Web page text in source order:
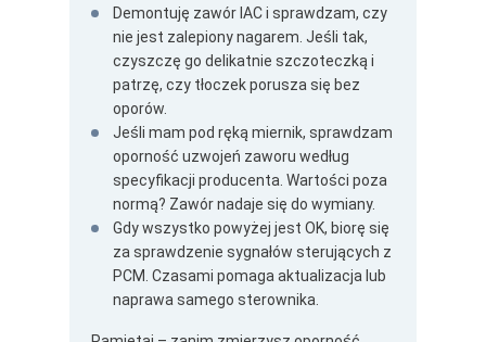
Demontuję zawór IAC i sprawdzam, czy
nie jest zalepiony nagarem. Jeśli tak,
czyszczę go delikatnie szczoteczką i
patrzę, czy tłoczek porusza się bez
oporów.
Jeśli mam pod ręką miernik, sprawdzam
oporność uzwojeń zaworu według
specyfikacji producenta. Wartości poza
normą? Zawór nadaje się do wymiany.
Gdy wszystko powyżej jest OK, biorę się
za sprawdzenie sygnałów sterujących z
PCM. Czasami pomaga aktualizacja lub
naprawa samego sterownika.